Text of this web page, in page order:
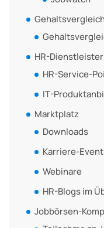
HR-Dienstleister
HR-Service-
IT-
Marktplatz
Downloads
Karriere-
Webinare
HR-Blogs im
Jobbörsen-